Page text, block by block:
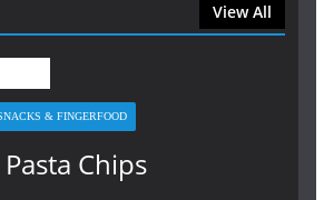
View All
& FINGERFOOD
Chips